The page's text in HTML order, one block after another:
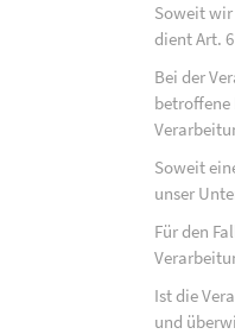
Soweit
dient Art.
Bei der
betroffene
Soweit
unser
Für den
Ist die
und